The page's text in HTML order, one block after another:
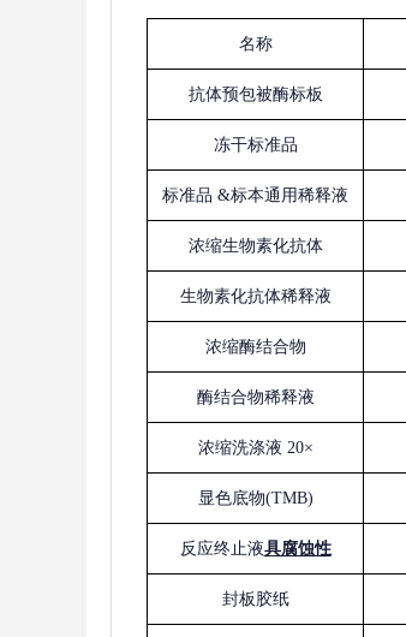
名称
抗体预包被酶标板
冻干标准品
标准品 &标本通用稀释液
浓缩生物素化抗体
生物素化抗体稀释液
浓缩酶结合物
酶结合物稀释液
浓缩洗涤液 20×
显色底物(TMB)
反应终止液具腐蚀性
封板胶纸